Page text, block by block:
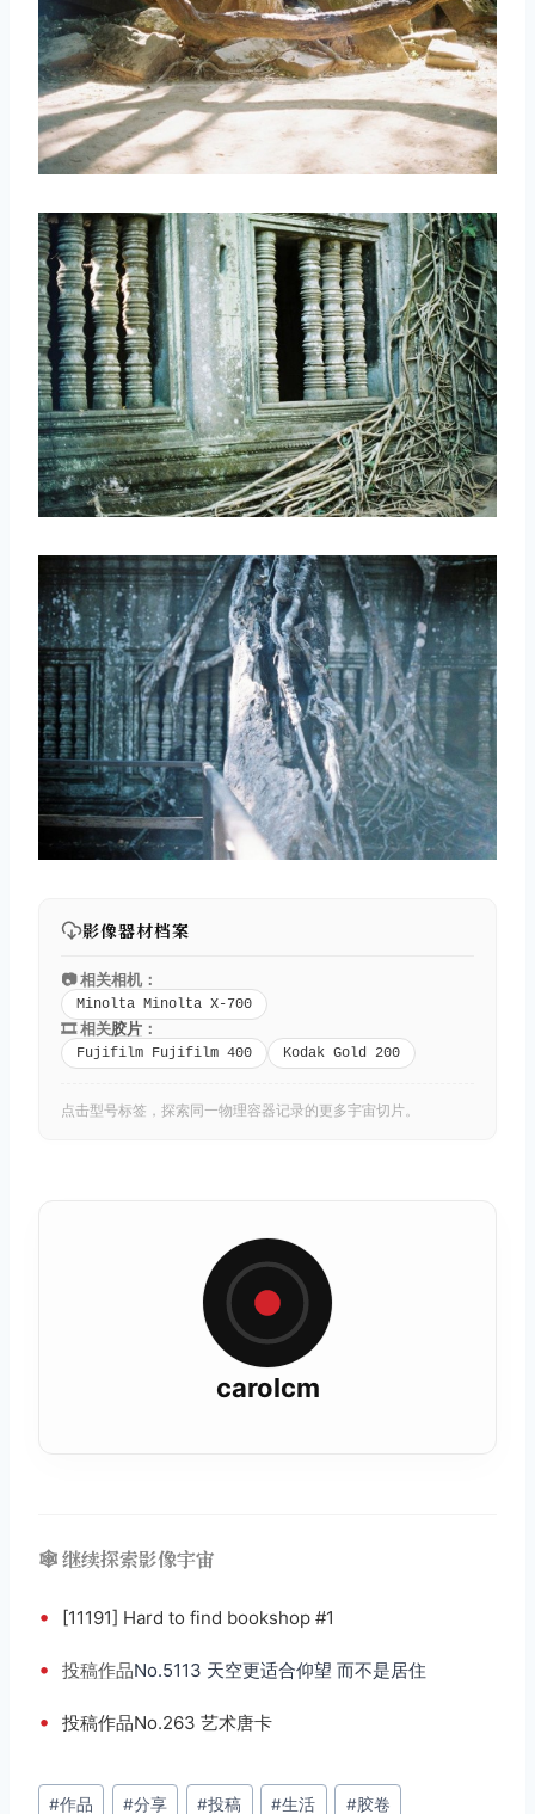
影像器材档案
📷 相关相机：
Minolta Minolta X-700
🎞️ 相关胶片 ：
Fujifilm Fujifilm 400 Kodak Gold 200
点击型号标签，探索同一物理容器记录的更多宇宙切片。
carolcm
🕸️ 继续探索影像宇宙
• [11191] Hard to find bookshop #1
• 投稿作品No.5113 天空更适合仰望 而不是居住
• 投稿作品No.263 艺术唐卡
文
#作品 #分享 #投稿 #生活 #胶卷